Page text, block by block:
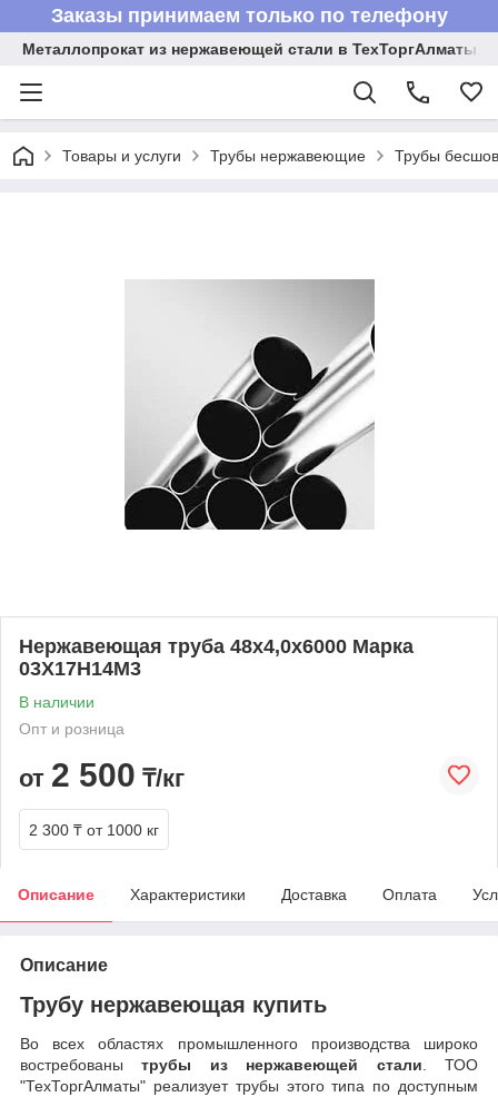
Заказы принимаем только по телефону
Металлопрокат из нержавеющей стали в ТехТоргАлматы
Товары и услуги Трубы нержавеющие Трубы
Нержавеющая труба 48х4,0х6000 Марка
03Х17Н14М3
В наличии
Опт и розница
от 2 500 ₸/кг
2 300 ₸ от 1000 кг
Описание Характеристики Доставка Оплата
Описание
Трубу нержавеющая купить
Во всех областях промышленного производства широко
востребованытрубы из нержавеющей стали. ТОО
"ТехТоргАлматы" реализует трубы этого типа по доступным